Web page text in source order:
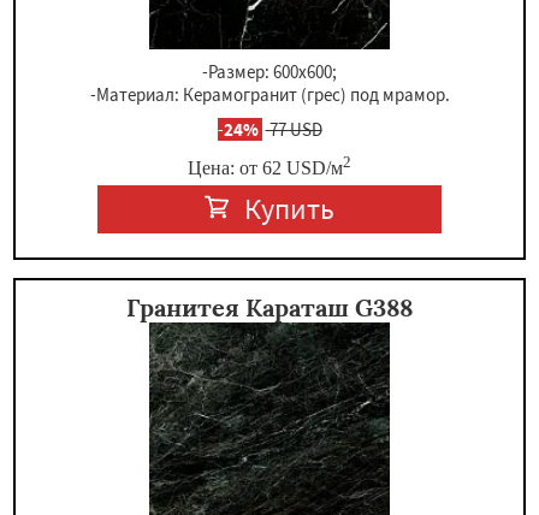
-Размер: 600x600;
-Материал: Керамогранит (грес) под мрамор.
-24% 77 USD
Цена: от 62 USD/м2
Купить
Гранитея Караташ G388